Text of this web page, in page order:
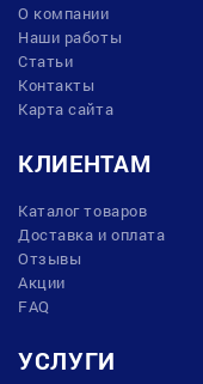
О компании
Наши работы
Статьи
Контакты
Карта сайта
КЛИЕНТАМ
Каталог товаров
Доставка и оплата
Отзывы
Акции
FAQ
УСЛУГИ